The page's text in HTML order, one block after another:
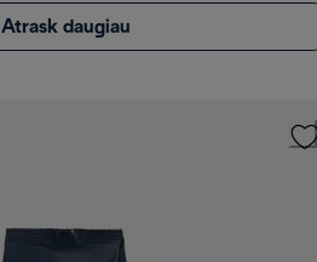
Atrask daugiau